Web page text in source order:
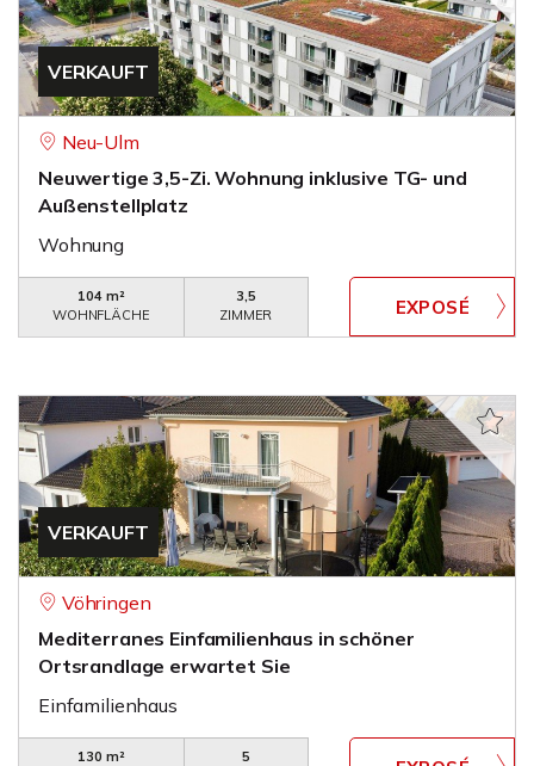
VERKAUFT
Neu-Ulm
Neuwertige 3,5-Zi. Wohnung inklusive TG- und
Außenstellplatz
Wohnung
104 m²
WOHNFLÄCHE
3,5
ZIMMER
VERKAUFT
Vöhringen
Mediterranes Einfamilienhaus in schöner
Ortsrandlage erwartet Sie
Einfamilienhaus
130 m²
5